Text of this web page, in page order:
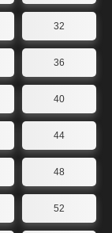
32
36
40
44
48
52